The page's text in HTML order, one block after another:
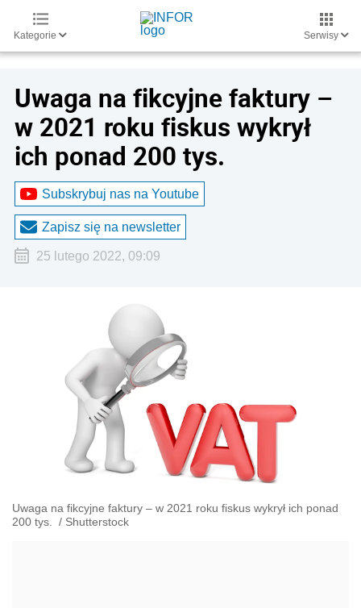
Kategorie Serwisy
Uwaga na fikcyjne faktury –
w 2021 roku fiskus wykrył
ich ponad 200 tys.
Subskrybuj nas na Youtube
Zapisz się na newsletter
25 lutego 2022, 09:09
Uwaga na fikcyjne faktury – w 2021 roku fiskus wykrył ich ponad
200 tys. / Shutterstock